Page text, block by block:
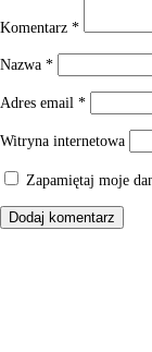
Komentarz *
Nazwa *
Adres email *
Witryna internetowa
Zapamiętaj moje